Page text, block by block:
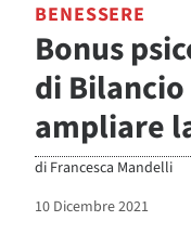
BENESSERE
Bonus
di
ampliare
di Francesca Mandelli
10 Dicembre 2021